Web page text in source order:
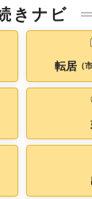
きナビ
転居（